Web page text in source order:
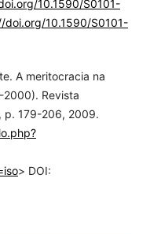
10.1590/S0101-
doi.org/10.1590/S0101-
A meritocracia na
Revista
p. 179-206, 2009.
> DOI: